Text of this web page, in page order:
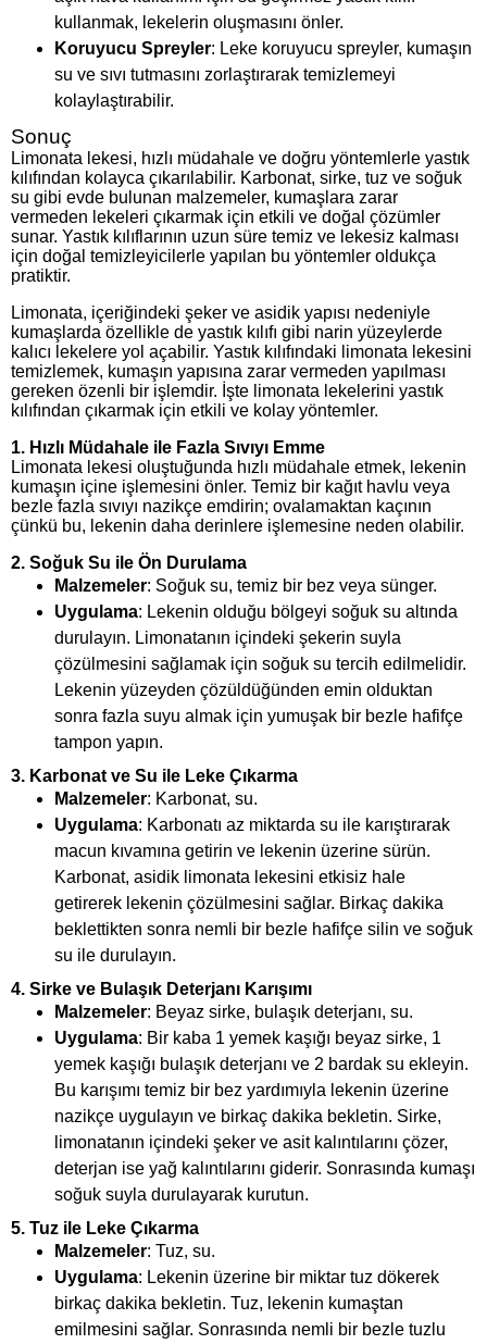
kullanmak, lekelerin oluşmasını önler.
Koruyucu Spreyler: Leke koruyucu spreyler, kumaşın
su ve sıvı tutmasını zorlaştırarak temizlemeyi
kolaylaştırabilir.
Sonuç
Limonata lekesi, hızlı müdahale ve doğru yöntemlerle yastık
kılıfından kolayca çıkarılabilir. Karbonat, sirke, tuz ve soğuk
su gibi evde bulunan malzemeler, kumaşlara zarar
vermeden lekeleri çıkarmak için etkili ve doğal çözümler
sunar. Yastık kılıflarının uzun süre temiz ve lekesiz kalması
için doğal temizleyicilerle yapılan bu yöntemler oldukça
pratiktir.
Limonata, içeriğindeki şeker ve asidik yapısı nedeniyle
kumaşlarda özellikle de yastık kılıfı gibi narin yüzeylerde
kalıcı lekelere yol açabilir. Yastık kılıfındaki limonata lekesini
temizlemek, kumaşın yapısına zarar vermeden yapılması
gereken özenli bir işlemdir. İşte limonata lekelerini yastık
kılıfından çıkarmak için etkili ve kolay yöntemler.
1. Hızlı Müdahale ile Fazla Sıvıyı Emme
Limonata lekesi oluştuğunda hızlı müdahale etmek, lekenin
kumaşın içine işlemesini önler. Temiz bir kağıt havlu veya
bezle fazla sıvıyı nazikçe emdirin; ovalamaktan kaçının
çünkü bu, lekenin daha derinlere işlemesine neden olabilir.
2. Soğuk Su ile Ön Durulama
Malzemeler: Soğuk su, temiz bir bez veya sünger.
Uygulama: Lekenin olduğu bölgeyi soğuk su altında
durulayın. Limonatanın içindeki şekerin suyla
çözülmesini sağlamak için soğuk su tercih edilmelidir.
Lekenin yüzeyden çözüldüğünden emin olduktan
sonra fazla suyu almak için yumuşak bir bezle hafifçe
tampon yapın.
3. Karbonat ve Su ile Leke Çıkarma
Malzemeler: Karbonat, su.
Uygulama: Karbonatı az miktarda su ile karıştırarak
macun kıvamına getirin ve lekenin üzerine sürün.
Karbonat, asidik limonata lekesini etkisiz hale
getirerek lekenin çözülmesini sağlar. Birkaç dakika
beklettikten sonra nemli bir bezle hafifçe silin ve soğuk
su ile durulayın.
4. Sirke ve Bulaşık Deterjanı Karışımı
Malzemeler: Beyaz sirke, bulaşık deterjanı, su.
Uygulama: Bir kaba 1 yemek kaşığı beyaz sirke, 1
yemek kaşığı bulaşık deterjanı ve 2 bardak su ekleyin.
Bu karışımı temiz bir bez yardımıyla lekenin üzerine
nazikçe uygulayın ve birkaç dakika bekletin. Sirke,
limonatanın içindeki şeker ve asit kalıntılarını çözer,
deterjan ise yağ kalıntılarını giderir. Sonrasında kumaşı
soğuk suyla durulayarak kurutun.
5. Tuz ile Leke Çıkarma
Malzemeler: Tuz, su.
Uygulama: Lekenin üzerine bir miktar tuz dökerek
birkaç dakika bekletin. Tuz, lekenin kumaştan
emilmesini sağlar. Sonrasında nemli bir bezle tuzlu